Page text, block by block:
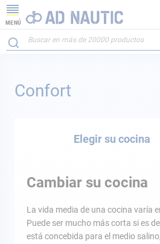
MENÚ
Confort
Elegir su cocina
Cambiar su cocina
La vida media de una cocina varía
Puede ser mucho más corta si es
está concebida para el medio